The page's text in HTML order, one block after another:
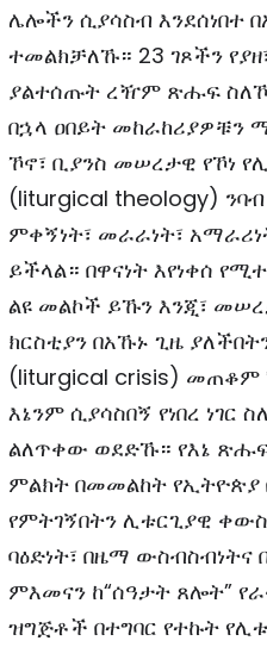
ሌሎችን ሲያሳስብ እንደሰነበተ
ተመልክቻለኹ። 23 ገጾችን
ያልተሰጡት ረዥም ጽሑፍ
በኋላ ዐበይት መከራከሪያዎቹን
ኾኖ፣ ቢያንስ መሠረታዊ የኾነ
(liturgical theology)
ምቀኝነት፣ መራራነት፣
ይችላል። በዋናነት እየነቀሰ
ልዩ መልኮች ይኹን እንጂ፣
ክርስቲያን በአኹኑ ጊዜ
(liturgical crisis) መጠቆም
እኔንም ሲያሳስበኝ የነበረ ነገር
ልለጥቀው ወደድኹ። የእኔ ጽሑፍ
ምልክት በመመልከት የኢትዮጵያ
የምትገኝበትን ሊቱርጊያዊ
ባዕድነት፣ በዜማ
ምእመናን ከ“ሰዓታት ጸሎት”
ዝግጅቶች በተግባር የተኩት